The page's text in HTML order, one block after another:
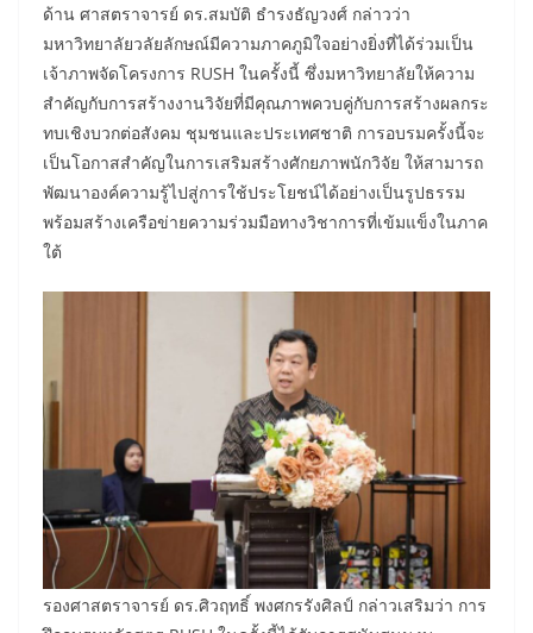
ด้าน ศาสตราจารย์ ดร.สมบัติ ธำรงธัญวงศ์ กล่าวว่า
มหาวิทยาลัยวลัยลักษณ์มีความภาคภูมิใจอย่างยิ่งที่ได้ร่วมเป็น
เจ้าภาพจัดโครงการ RUSH ในครั้งนี้ ซึ่งมหาวิทยาลัยให้ความ
สำคัญกับการสร้างงานวิจัยที่มีคุณภาพควบคู่กับการสร้างผลกระ
ทบเชิงบวกต่อสังคม ชุมชนและประเทศชาติ การอบรมครั้งนี้จะ
เป็นโอกาสสำคัญในการเสริมสร้างศักยภาพนักวิจัย ให้สามารถ
พัฒนาองค์ความรู้ไปสู่การใช้ประโยชน์ได้อย่างเป็นรูปธรรม
พร้อมสร้างเครือข่ายความร่วมมือทางวิชาการที่เข้มแข็งในภาค
ใต้
รองศาสตราจารย์ ดร.ศิวฤทธิ์ พงศกรรังศิลป์ กล่าวเสริมว่า การ